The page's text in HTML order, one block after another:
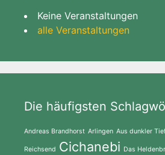
Keine Veranstaltungen
alle Veranstaltungen
Die häufigsten
Andreas Brandhorst Arlingen Aus dunkler
Reichsend Cichanebi Das